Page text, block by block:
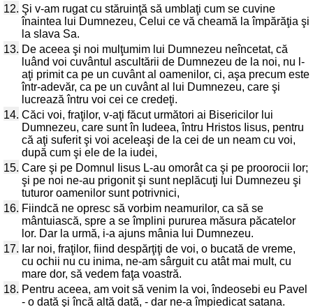
12. Şi v-am rugat cu stăruinţă să umblaţi cum se cuvine
înaintea lui Dumnezeu, Celui ce vă cheamă la împărăţia şi
la slava Sa.
13. De aceea şi noi mulţumim lui Dumnezeu neîncetat, că
luând voi cuvântul ascultării de Dumnezeu de la noi, nu l-
aţi primit ca pe un cuvânt al oamenilor, ci, aşa precum este
într-adevăr, ca pe un cuvânt al lui Dumnezeu, care şi
lucrează întru voi cei ce credeţi.
14. Căci voi, fraţilor, v-aţi făcut următori ai Bisericilor lui
Dumnezeu, care sunt în Iudeea, întru Hristos Iisus, pentru
că aţi suferit şi voi aceleaşi de la cei de un neam cu voi,
după cum şi ele de la iudei,
15. Care şi pe Domnul Iisus L-au omorât ca şi pe proorocii lor;
şi pe noi ne-au prigonit şi sunt neplăcuţi lui Dumnezeu şi
tuturor oamenilor sunt potrivnici,
16. Fiindcă ne opresc să vorbim neamurilor, ca să se
mântuiască, spre a se împlini pururea măsura păcatelor
lor. Dar la urmă, i-a ajuns mânia lui Dumnezeu.
17. Iar noi, fraţilor, fiind despărţiţi de voi, o bucată de vreme,
cu ochii nu cu inima, ne-am sârguit cu atât mai mult, cu
mare dor, să vedem faţa voastră.
18. Pentru aceea, am voit să venim la voi, îndeosebi eu Pavel
- o dată şi încă altă dată, - dar ne-a împiedicat satana.